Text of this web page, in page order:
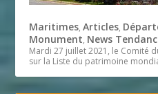
Maritimes,Articles,
Monument, News
Mardi 27 juillet 2021, le Comité
sur la Liste du patrimoine